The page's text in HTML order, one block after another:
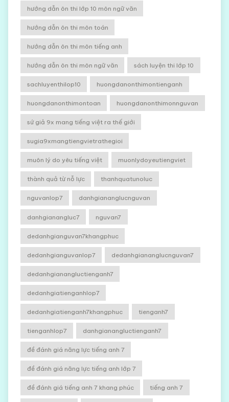
hướng dẫn ôn thi lớp 10 môn ngữ văn
hướng dẫn ôn thi môn toán
hướng dẫn ôn thi môn tiếng anh
hướng dẫn ôn thi môn ngữ văn sách luyện thi lớp 10
sachluyenthilop10 huongdanonthimontienganh
huongdanonthimontoan huongdanonthimonnguvan
sứ giả 9x mang tiếng việt ra thế giới
sugia9xmangtiengvietrathegioi
muôn lý do yêu tiếng việt muonlydoyeutiengviet
thành quả từ nỗ lực thanhquatunoluc
nguvanlop7 danhgiananglucnguvan
danhgianangluc7 nguvan7
dedanhgianguvan7khangphuc
dedanhgianguvanlop7 dedanhgiananglucnguvan7
dedanhgianangluctienganh7
dedanhgiatienganhlop7
dedanhgiatienganh7khangphuc tienganh7
tienganhlop7 danhgianangluctienganh7
đề đánh giá năng lực tiếng anh 7
đề đánh giá năng lực tiếng anh lớp 7
đề đánh giá tiếng anh 7 khang phúc tiếng anh 7